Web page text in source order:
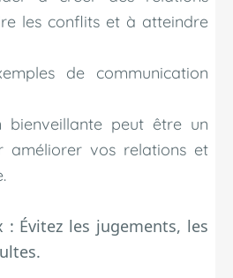
les conflits et à atteindre
de communication
bienveillante peut être un
améliorer vos relations et
: Évitez les jugements, les